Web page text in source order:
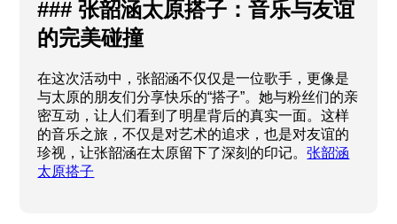
### 张韶涵太原搭子：音乐与友谊
的完美碰撞
在这次活动中，张韶涵不仅仅是一位歌手，更像是
与太原的朋友们分享快乐的“搭子”。她与粉丝们的亲
密互动，让人们看到了明星背后的真实一面。这样
的音乐之旅，不仅是对艺术的追求，也是对友谊的
珍视，让张韶涵在太原留下了深刻的印记。张韶涵
太原搭子